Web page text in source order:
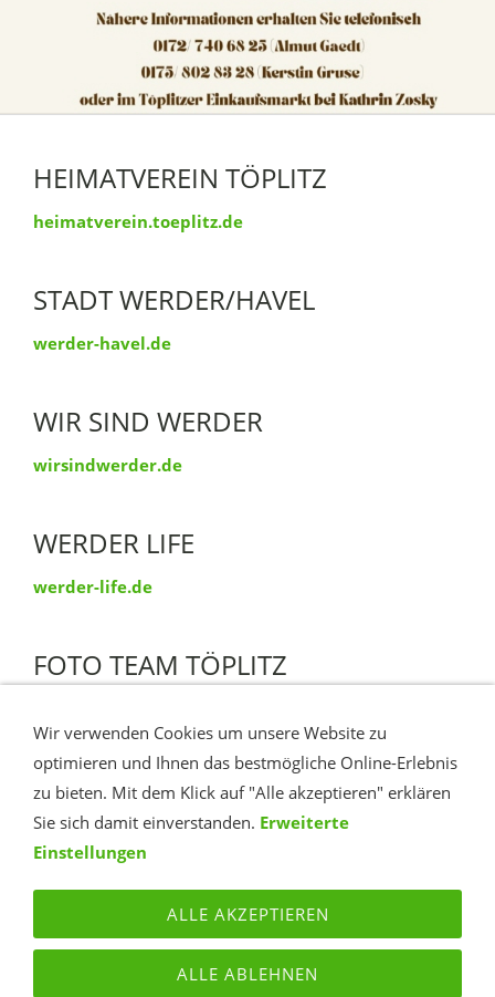
HEIMATVEREIN TÖPLITZ
heimatverein.toeplitz.de
STADT WERDER/HAVEL
werder-havel.de
WIR SIND WERDER
wirsindwerder.de
WERDER LIFE
werder-life.de
FOTO TEAM TÖPLITZ
TÖPLITZ IM VIDEO
YouTube Insel Töplitz
KONTAKT ROUTE IMPRESSUM DATENSCHUTZ
TÖPLITZ PORTAL - DAS INTERNET PORTAL DER INSEL
Wir verwenden Cookies um unsere Website zu
optimieren und Ihnen das bestmögliche Online-Erlebnis
zu bieten. Mit dem Klick auf "Alle akzeptieren" erklären
Sie sich damit einverstanden. Erweiterte
Einstellungen
ALLE AKZEPTIEREN
ALLE ABLEHNEN